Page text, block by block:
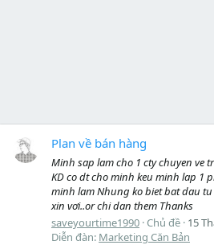
Plan về bán hàng
Minh sap lam cho 1 cty chuyen ve
KD co dt cho minh keu minh lap 1
minh lam Nhung ko biet bat dau
xin vơi..or chi dan them Thanks
saveyourtime1990 Chủ đề 15
Diễn đàn: Marketing Căn Bản